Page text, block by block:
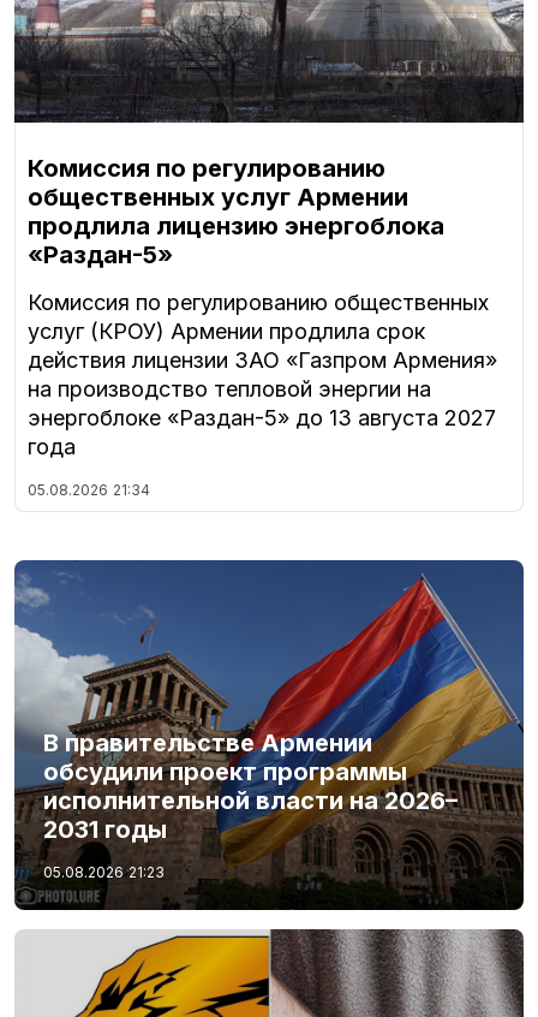
Комиссия по регулированию
общественных услуг Армении
продлила лицензию энергоблока
«Раздан-5»
Комиссия по регулированию общественных
услуг (КРОУ) Армении продлила срок
действия лицензии ЗАО «Газпром Армения»
на производство тепловой энергии на
энергоблоке «Раздан-5» до 13 августа 2027
года
05.08.2026 21:34
В правительстве Армении
обсудили проект программы
исполнительной власти на 2026–
2031 годы
05.08.2026 21:23